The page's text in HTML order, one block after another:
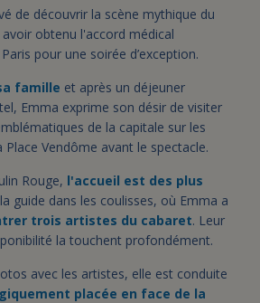
de découvrir la scène mythique du
obtenu l'accord médical
pour une soirée d’exception.
famille et après un déjeuner
Emma exprime son désir de visiter
de la capitale sur les
Place Vendôme avant le spectacle.
Rouge, l'accueil est des plus
guide dans les coulisses, où Emma a
trois artistes du cabaret. Leur
la touchent profondément.
avec les artistes, elle est conduite
placée en face de la